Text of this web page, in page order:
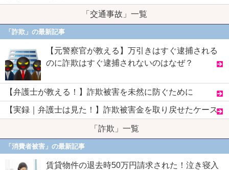
「交通事故」一覧
「詐欺」の最新記事
【元警察官が教える】万引きはすぐ逮捕される
のに詐欺はすぐ逮捕されないのはなぜ？
【弁護士が教える！】詐欺被害を未然に防ぐために
【実録｜弁護士は見た！】詐欺被害金を取り戻せたケース
「詐欺」一覧
「消費者被害」の最新記事
賃貸物件の退去時50万円請求された！泣き寝入